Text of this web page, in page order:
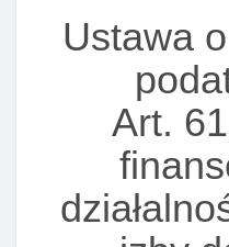
Ustawa
Art.
wykonywaniu czynnośCI
Art. 44. Ubezpieczenie
Art. 44a. Umowa
Art. 44b. Skutek
ubezpieczenia
Art. 45. Odpowiednie